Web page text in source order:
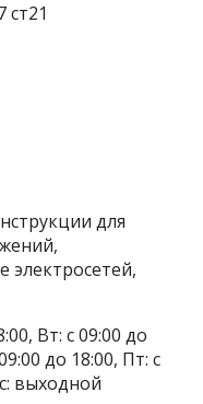
для
электросетей,
Вт: с 09:00 до
до 18:00, Пт: с
выходной